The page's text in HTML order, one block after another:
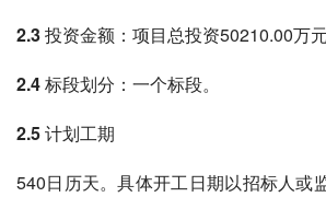
2.3 投资金额 ：项目总投资50210.00万元
2.4 标段划分 ：一个标段。
2.5 计划工期
540日历天。具体开工日期以招标人或